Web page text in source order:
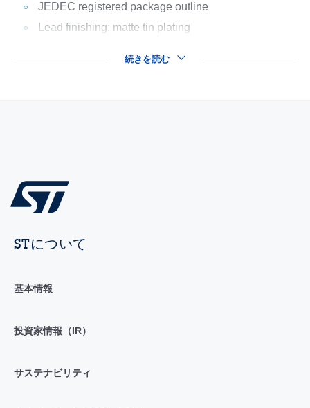
JEDEC registered package outline
Lead finishing: matte tin plating
続きを読む
STについて
基本情報
投資家情報（IR）
サステナビリティ